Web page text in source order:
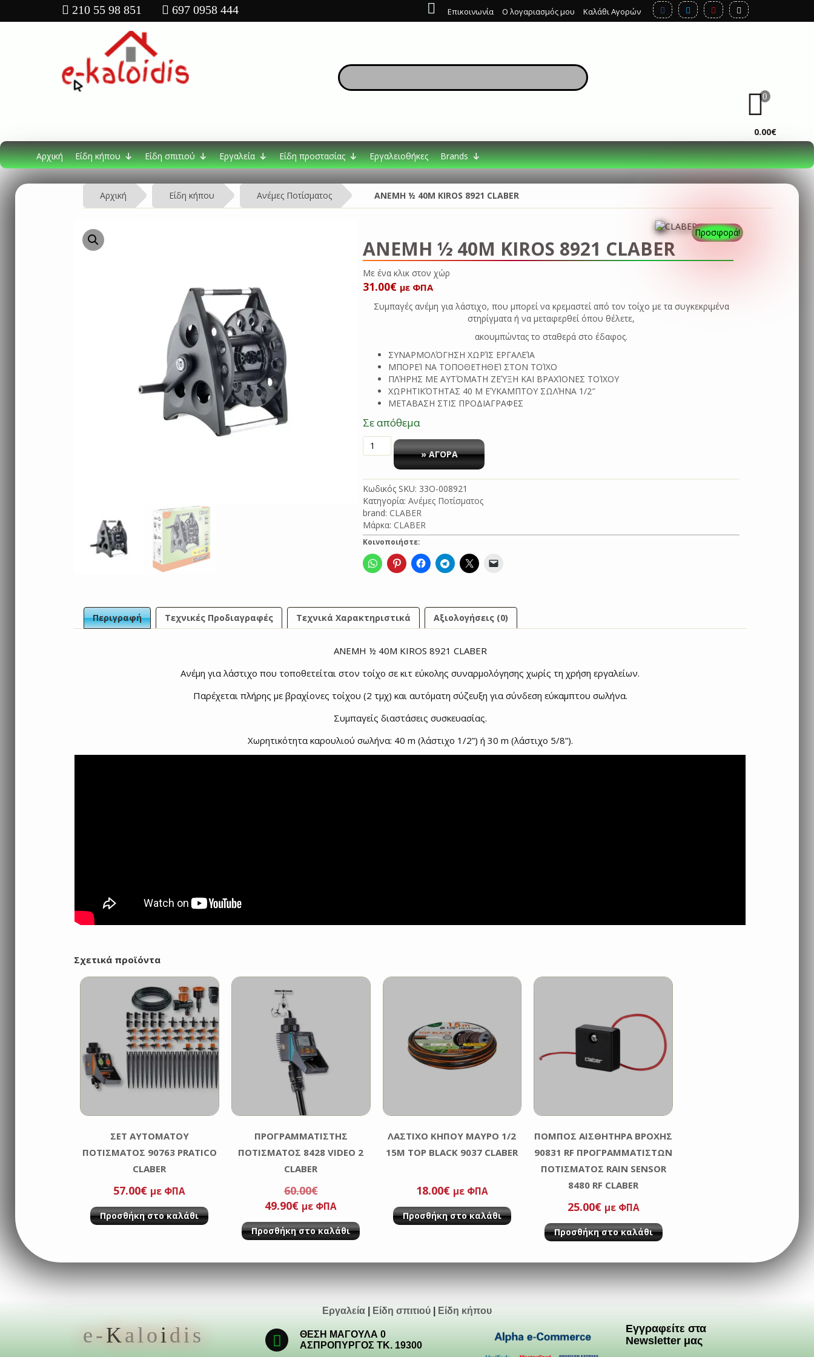
Επικοινωνία Ο λογαριασμός μου Καλάθι Αγορών
210 55 98 851 697 0958 444
0
0.00€
Αρχική Είδη κήπου Είδη σπιτιού Εργαλεία Είδη προστασίας Εργαλειοθήκες Brands
Αρχική Είδη κήπου Ανέμες Ποτίσματος ANΕΜΗ ½ 40Μ KIROS 8921 CLABER
ANΕΜΗ ½ 40Μ KIROS 8921 CLABER
Με ένα κλικ
31.00€ με ΦΠΑ
Συμπαγές ανέμη για λάστιχο, που μπορεί να κρεμαστεί από τον τοίχο με τα συγκεκριμένα
στηρίγματα ή να μεταφερθεί όπου θέλετε,
ακουμπώντας το σταθερά στο έδαφος.
ΣΥΝΑΡΜΟΛΌΓΗΣΗ ΧΩΡΊΣ ΕΡΓΑΛΕΊΑ
ΜΠΟΡΕΊ ΝΑ ΤΟΠΟΘΕΤΗΘΕΊ ΣΤΟΝ ΤΟΊΧΟ
ΠΛΉΡΗΣ ΜΕ ΑΥΤΌΜΑΤΗ ΖΕΎΞΗ ΚΑΙ ΒΡΑΧΊΟΝΕΣ ΤΟΊΧΟΥ
ΧΩΡΗΤΙΚΌΤΗΤΑΣ 40 M ΕΎΚΑΜΠΤΟΥ ΣΩΛΉΝΑ 1/2″
ΜΕΤΑΒΑΣΗ ΣΤΙΣ ΠΡΟΔΙΑΓΡΑΦΕΣ
Σε απόθεμα
ANΕΜΗ
½
KIROS
8921
CLABER
ποσότητα
» ΑΓΟΡΑ
Κωδικός SKU: 33O-008921
Κατηγορία:Ανέμες Ποτίσματος
brand: CLABER
Μάρκα: CLABER
Κοινοποιήστε:
Περιγραφή Τεχνικές Προδιαγραφές Τεχνικά Χαρακτηριστικά Αξιολογήσεις (0)
ANΕΜΗ ½ 40Μ KIROS 8921 CLABER
Aνέμη για λάστιχο που τοποθετείται στον τοίχο σε κιτ εύκολης συναρμολόγησης χωρίς τη χρήση εργαλείων.
Παρέχεται πλήρης με βραχίονες τοίχου (2 τμχ) και αυτόματη σύζευξη για σύνδεση εύκαμπτου σωλήνα.
Συμπαγείς διαστάσεις συσκευασίας.
Χωρητικότητα καρουλιού σωλήνα: 40 m (λάστιχο 1/2”) ή 30 m (λάστιχο 5/8”).
Σχετικά προϊόντα
ΣΕΤ ΑΥΤΟΜΑΤΟΥ
ΠΟΤΙΣΜΑΤΟΣ 90763 PRATICO
CLABER
57.00€ με ΦΠΑ
Προσθήκη στο καλάθι
Προσφορά!
ΠΡΟΓΡΑΜΜΑΤΙΣΤΗΣ
ΠΟΤΙΣΜΑΤΟΣ 8428 VIDEO 2
CLABER
60.00€
Original
price
was:
49.90€Η
τρέχουσα
τιμή
49.90€.
με ΦΠΑ
Προσθήκη στο καλάθι
ΛΑΣΤΙΧΟ ΚΗΠΟΥ ΜΑΥΡΟ 1/2
15Μ TOP BLACK 9037 CLABER
18.00€ με ΦΠΑ
Προσθήκη στο καλάθι
ΠΟΜΠΟΣ ΑΙΣΘΗΤΗΡΑ ΒΡΟΧΗΣ
90831 RF ΠΡΟΓΡΑΜΜΑΤΙΣΤΩΝ
ΠΟΤΙΣΜΑΤΟΣ RAIN SENSOR
8480 RF CLABER
25.00€ με ΦΠΑ
Προσθήκη στο καλάθι
Εργαλεία Είδη σπιτιού Είδη κήπου
e-Kaloidis
ΘΕΣΗ ΜΑΓΟΥΛΑ 0
ΑΣΠΡΟΠΥΡΓΟΣ ΤΚ. 19300
Εγγραφείτε στα
Newsletter μας